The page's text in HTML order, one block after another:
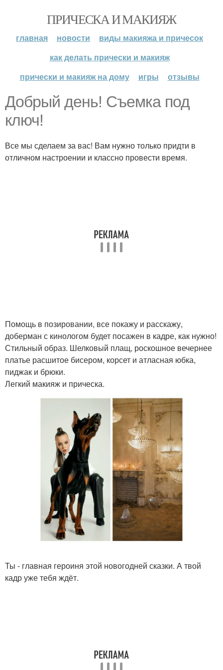
ПРИЧЕСКА И МАКИЯЖ
главная новости
виды макияжа и причесок
как делать прически и макияж
прически и макияж на дому
игры отзывы
Добрый день! Съемка под
ключ!
Все мы сделаем за вас! Вам нужно только придти в
отличном настроении и классно провести время.
Помощь в позировании, все покажу и расскажу,
доберман с кинологом будет посажен в кадре, как нужно!
Стильный образ. Шелковый плащ, роскошное вечернее
платье расшитое бисером, корсет и атласная юбка,
пиджак и брюки.
Легкий макияж и прическа.
Ты - главная героиня этой новогодней сказки. А твой
кадр уже тебя ждёт.